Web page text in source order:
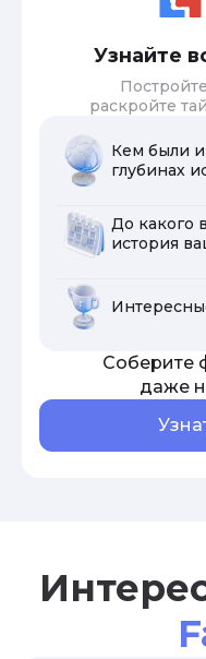
Узнайте
раскройте
Кем были
глубинах
До какого
история
Соберите
даже